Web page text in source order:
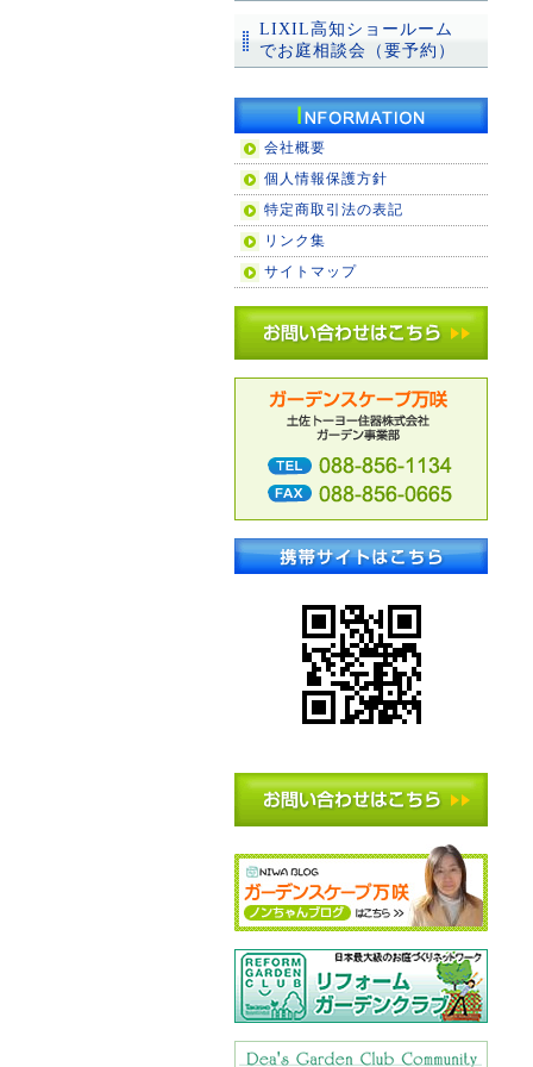
LIXIL高知ショールーム
でお庭相談会（要予約）
会社概要
個人情報保護方針
特定商取引法の表記
リンク集
サイトマップ